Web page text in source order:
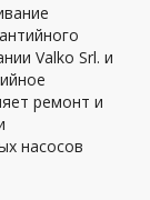
Valko Srl. и
ремонт и
насосов